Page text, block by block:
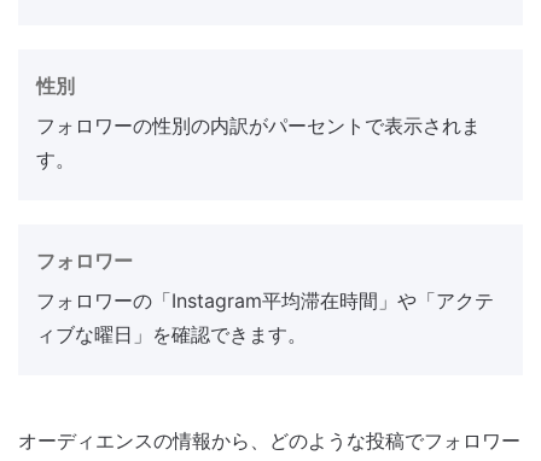
性別
フォロワーの性別の内訳がパーセントで表示されま
す。
フォロワー
フォロワーの「Instagram平均滞在時間」や「アクテ
ィブな曜日」を確認できます。
オーディエンスの情報から、どのような投稿でフォロワー